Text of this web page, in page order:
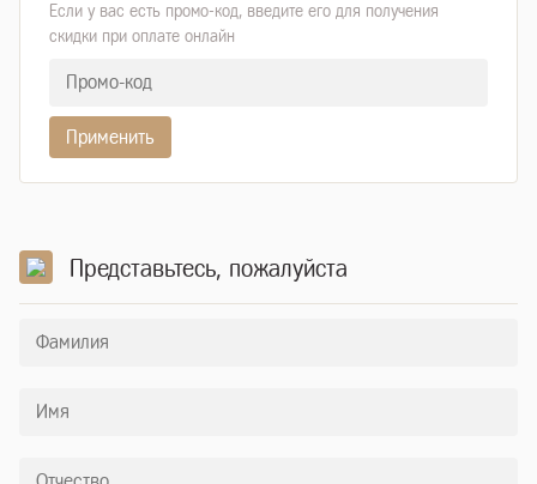
Если у вас есть промо-код, введите его для получения
скидки при оплате онлайн
Применить
Представьтесь, пожалуйста